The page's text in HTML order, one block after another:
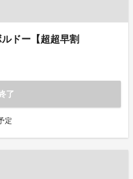
ドー【超超早割
了
定